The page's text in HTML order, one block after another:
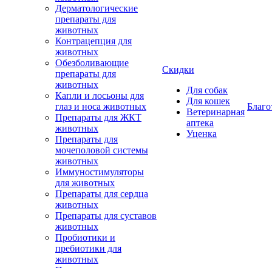
Дерматологические
препараты для
животных
Контрацепция для
животных
Обезболивающие
препараты для
животных
Капли и лосьоны для
глаз и носа животных
Препараты для ЖКТ
животных
Препараты для
мочеполовой системы
животных
Иммуностимуляторы
для животных
Препараты для сердца
животных
Препараты для суставов
животных
Пробиотики и
пребиотики для
животных
Скидки
Для собак
Для кошек
Ветеринарная
аптека
Уценка